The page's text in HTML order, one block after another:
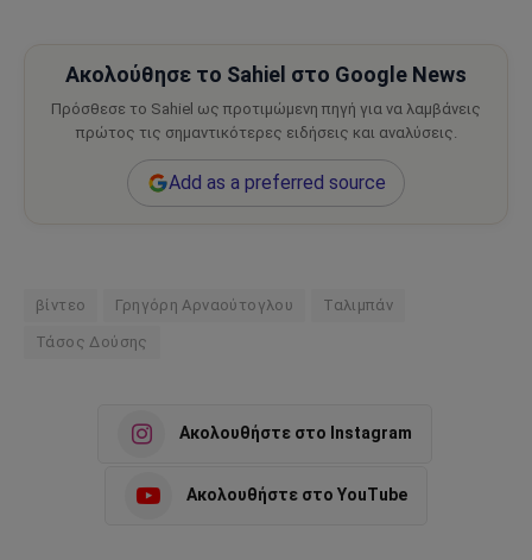
Ακολούθησε το Sahiel στο Google News
Πρόσθεσε το Sahiel ως προτιμώμενη πηγή για να λαμβάνεις
πρώτος τις σημαντικότερες ειδήσεις και αναλύσεις.
Add as a preferred source
βίντεο Γρηγόρη Αρναούτογλου Ταλιμπάν
Τάσος Δούσης
Ακολουθήστε στο Instagram
Ακολουθήστε στο YouTube